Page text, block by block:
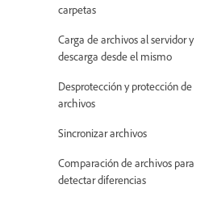
carpetas
Carga de archivos al servidor y
descarga desde el mismo
Desprotección y protección de
archivos
Sincronizar archivos
Comparación de archivos para
detectar diferencias